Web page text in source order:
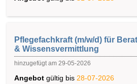
Pflegefachkraft (m/w/d) für
& Wissensvermittlung
hinzugefügt am 29-05-2026
Angebot gültig bis 28-07-2026